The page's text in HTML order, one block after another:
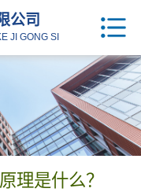
公司
JI GONG SI
理是什么？